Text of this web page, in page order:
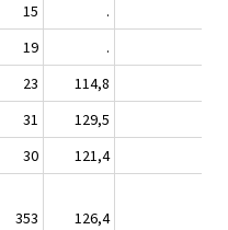
15
.
19
.
23 114,8
31 129,5
30 121,4
353 126,4